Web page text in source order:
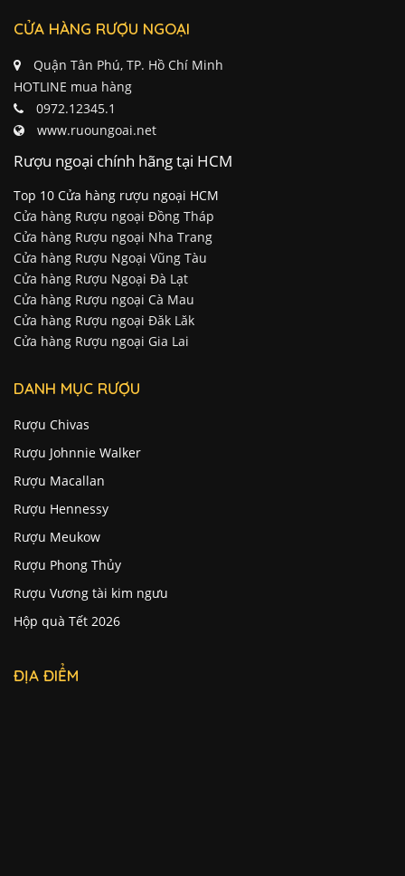
CỬA HÀNG RƯỢU NGOẠI
Quận Tân Phú, TP. Hồ Chí Minh
HOTLINE mua hàng
0972.12345.1
www.ruoungoai.net
Rượu ngoại chính hãng tại HCM
Top 10 Cửa hàng rượu ngoại HCM
Cửa hàng Rượu ngoại Đồng Tháp
Cửa hàng Rượu ngoại Nha Trang
Cửa hàng Rượu Ngoại Vũng Tàu
Cửa hàng Rượu Ngoại Đà Lạt
Cửa hàng Rượu ngoại Cà Mau
Cửa hàng Rượu ngoại Đăk Lăk
Cửa hàng Rượu ngoại Gia Lai
DANH MỤC RƯỢU
Rượu Chivas
Rượu Johnnie Walker
Rượu Macallan
Rượu Hennessy
Rượu Meukow
Rượu Phong Thủy
Rượu Vương tài kim ngưu
Hộp quà Tết 2026
ĐỊA ĐIỂM